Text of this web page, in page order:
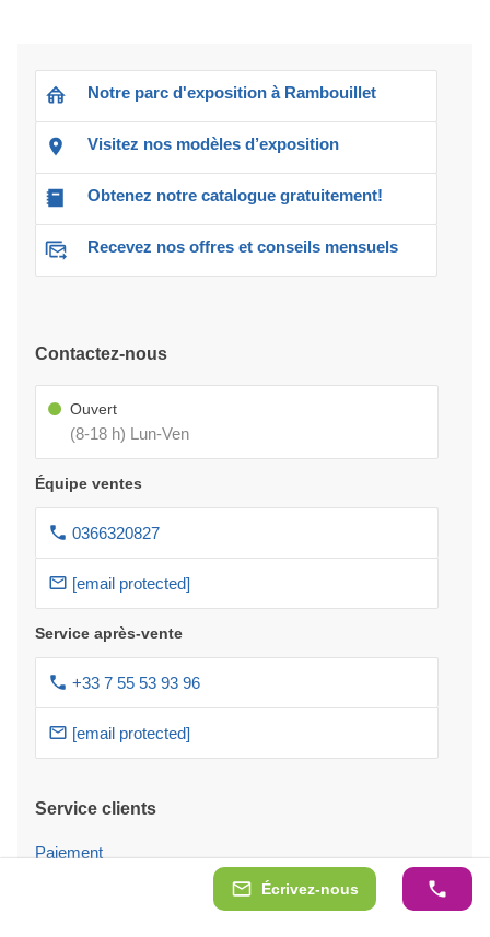
Écrivez-nous
Notre parc d'exposition à Rambouillet
Visitez nos modèles d’exposition
Obtenez notre catalogue gratuitement!
Recevez nos offres et conseils mensuels
Contactez-nous
Ouvert
(8-18 h) Lun-Ven
Équipe ventes
0366320827
[email protected]
Service après-vente
+33 7 55 53 93 96
[email protected]
Service clients
Paiement
Paiement avec financement